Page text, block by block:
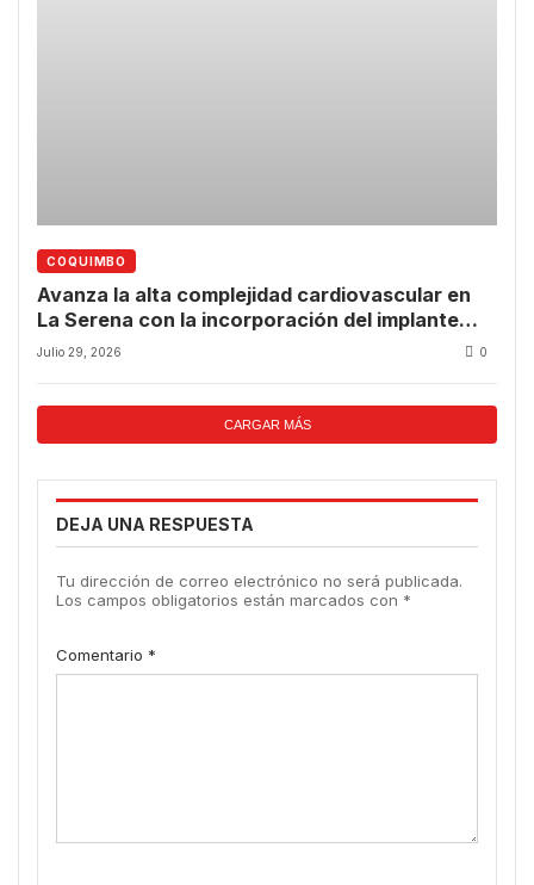
COQUIMBO
Avanza la alta complejidad cardiovascular en
La Serena con la incorporación del implante
valvular transcatéter
Julio 29, 2026 0
CARGAR MÁS
DEJA UNA RESPUESTA
Tu dirección de correo electrónico no será publicada.
Los campos obligatorios están marcados con *
Comentario *